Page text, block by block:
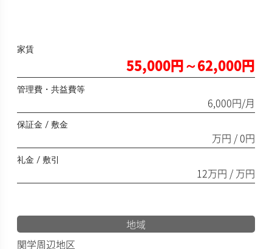
家賃
55,000円～62,000円
管理費・共益費等
6,000円/月
保証金 / 敷金
万円 / 0円
礼金 / 敷引
12万円 / 万円
地域
関学周辺地区